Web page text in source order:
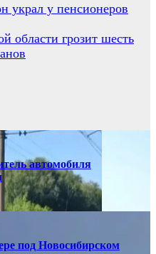
украл у пенсионеров
области грозит шесть
автомобиля
под Новосибирском